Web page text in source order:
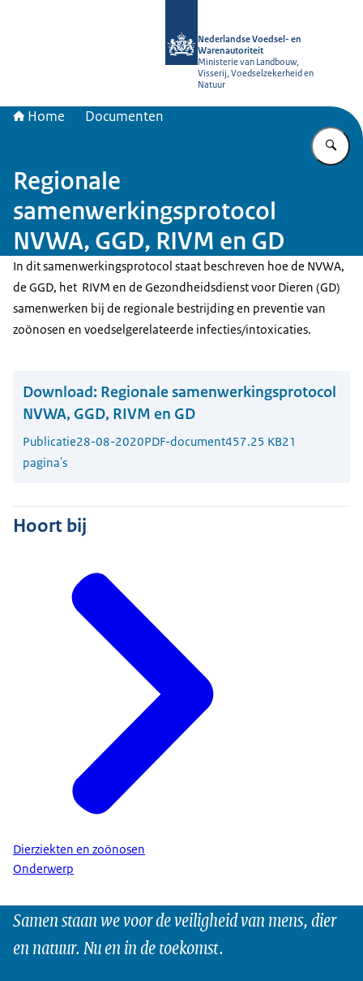
Nederlandse Voedsel- en
Warenautoriteit
Ministerie van Landbouw,
Visserij, Voedselzekerheid en
Natuur
Home Documenten
Regionale
samenwerkingsprotocol
NVWA, GGD, RIVM en GD
In dit samenwerkingsprotocol staat beschreven hoe de NVWA,
de GGD, het RIVM en de Gezondheidsdienst voor Dieren (GD)
samenwerken bij de regionale bestrijding en preventie van
zoönosen en voedselgerelateerde infecties/intoxicaties.
Download: Regionale samenwerkingsprotocol
NVWA, GGD, RIVM en GD
Publicatie28-08-2020PDF-document457.25 KB21
pagina's
Hoort bij
Dierziekten en zoönosen
Onderwerp
Samen staan we voor de veiligheid van mens, dier
en natuur. Nu en in de toekomst.